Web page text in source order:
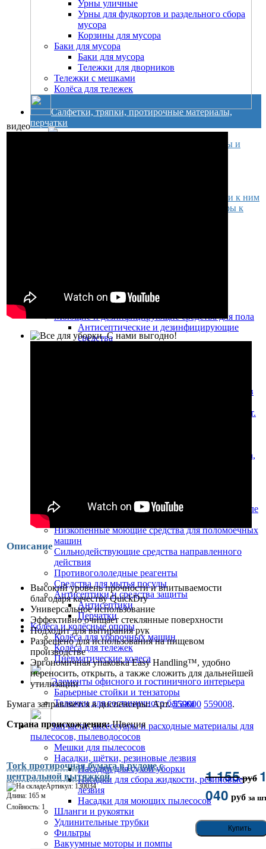
Урны уличные
Урны для фудкортов и раздельного сбора
мусора
Корзины для мусора
Баки для мусора
Баки для мусора
Тележки для дворников
Тележки с мешками
Колёса для тележек
Салфетки, тряпки, протирочные материалы,
перчатки
Салфетки, тряпки, протирочные материалы и
Протирочные материалы и держатели к ним
Медицинские простыни и диспенсеры к
Профессиональные моющие средства
Моющие средства для окон
Моющие и дезинфицирующие средства для пола
Антисептические и дезинфицирующие
средства
Химические средства для обработки полов
Моющие средства для туалетов и ванных комнат.
Щелочные моющие средства для удаления масла,
Моющие средства для чистки ковров (в том числе
Низкопенные моющие средства для поломоечных
машин
Сильнодействующие средства направленного
действия
Противогололедные реагенты
Средства для мытья посуды
Антисептики и средства защиты
Антисептики
Перчатки
Колёса и колёсные опоры
Колёса для уборочных машин
Колёса для тележек
Пневматические колеса
Элементы офисного и гостиничного интерьера
Барьерные стойки и тензаторы
Тележки для гостиничного багажа
Запчасти, аксессуары и расходные материалы для
пылесосов, пылеводососов
Мешки для пылесосов
Насадки, щётки, резиновые лезвия
Насадки для сухой уборки
Насадки для сбора жидкости, резиновые
лезвия
Насадки для моющих пылесосов
Шланги и рукоятки
Удлинительные трубки
Фильтры
Вакуумные моторы и помпы
видео
Описание
Высокий уровень прочности и впитываемости
благодаря качеству QuickDry
Универсальное использование
Эффективно очищает стеклянные поверхности
Подходит для вытирания рук
Разрешено для использования на пищевом
производстве
Эргономичная упаковка Easy Handling™, удобно
переносить, открыть, а также сложить для дальнейшей
утилизации
Бумага заправляется в диспенсеры: Арт.559000 559008.
Страна происхождения:Швеция
Tork протирочная бумага в рулоне с
центральной вытяжкой
Артикул: 130034
Длина: 165 м
Слойность: 1
1 155руб
040 руб за